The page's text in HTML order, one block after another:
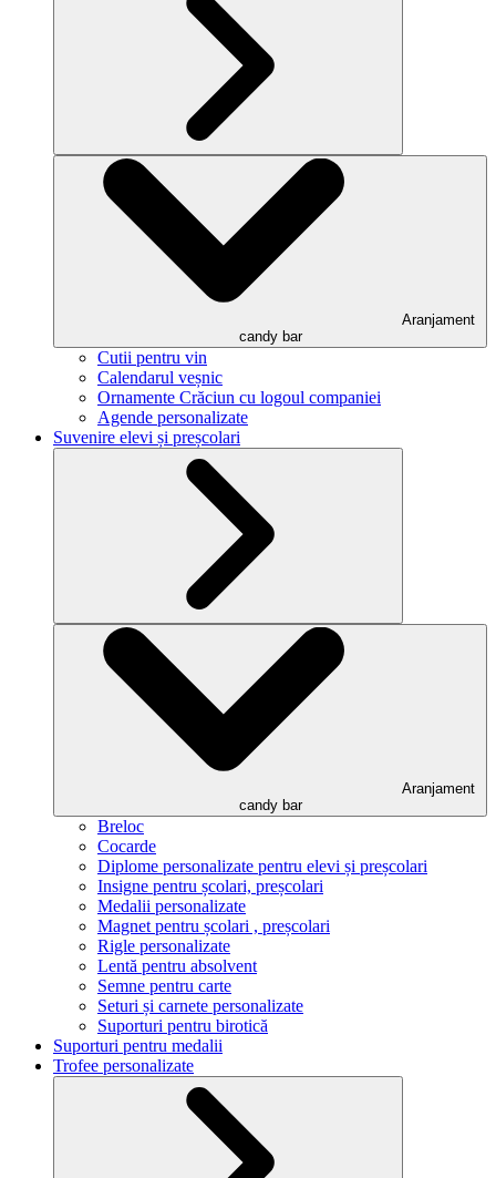
Aranjament
candy bar
Cutii pentru vin
Calendarul veșnic
Ornamente Crăciun cu logoul companiei
Agende personalizate
Suvenire elevi și preșcolari
Aranjament
candy bar
Breloc
Cocarde
Diplome personalizate pentru elevi și preșcolari
Insigne pentru școlari, preșcolari
Medalii personalizate
Magnet pentru școlari , preșcolari
Rigle personalizate
Lentă pentru absolvent
Semne pentru carte
Seturi și carnete personalizate
Suporturi pentru birotică
Suporturi pentru medalii
Trofee personalizate